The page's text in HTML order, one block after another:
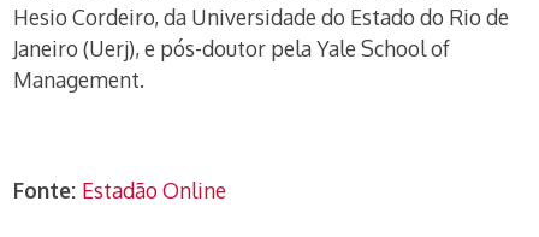
Hesio Cordeiro, da Universidade do Estado do Rio de
Janeiro (Uerj), e pós-doutor pela Yale School of
Management.
Fonte: Estadão Online